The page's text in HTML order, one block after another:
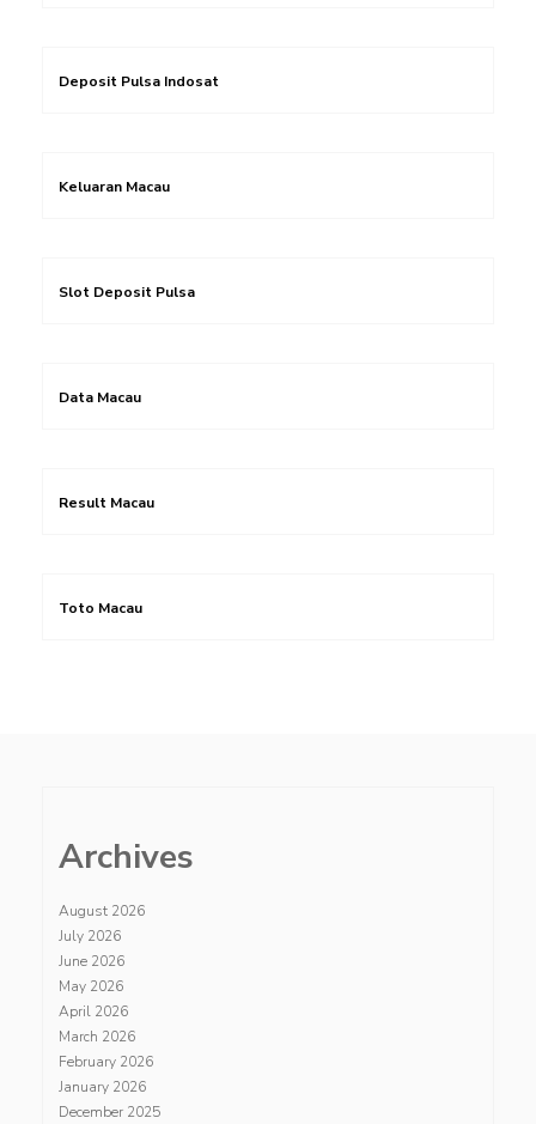
Deposit Pulsa Indosat
Keluaran Macau
Slot Deposit Pulsa
Data Macau
Result Macau
Toto Macau
Archives
August 2026
July 2026
June 2026
May 2026
April 2026
March 2026
February 2026
January 2026
December 2025